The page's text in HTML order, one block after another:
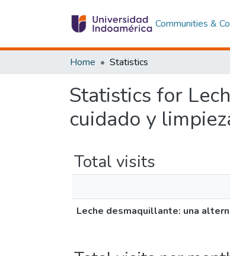
Communities &
Home Statistics
Statistics for
cuidado y
Total visits
Leche desmaquillante: una